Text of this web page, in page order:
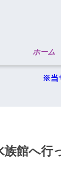
ホーム
※当
族館へ行